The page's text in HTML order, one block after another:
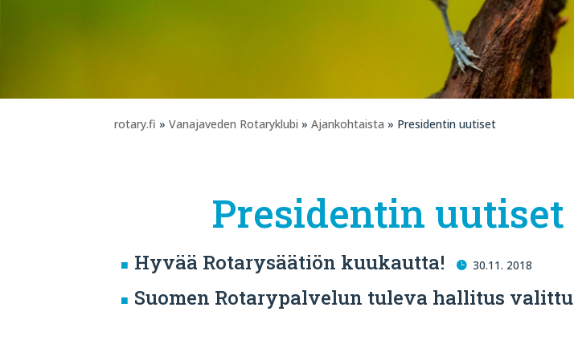
rotary.fi » Vanajaveden Rotaryklubi » Ajankohtaista » Presidentin uutiset
Presidentin uutiset
Hyvää Rotarysäätiön kuukautta! 30.11. 2018
Suomen Rotarypalvelun tuleva hallitus valittu